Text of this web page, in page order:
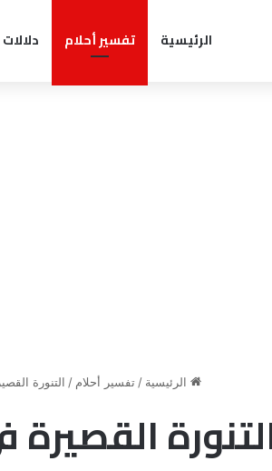
الرئيسية تفسير أحلام
الرئيسية / تفسير أحلام / التنورة
القصيرة